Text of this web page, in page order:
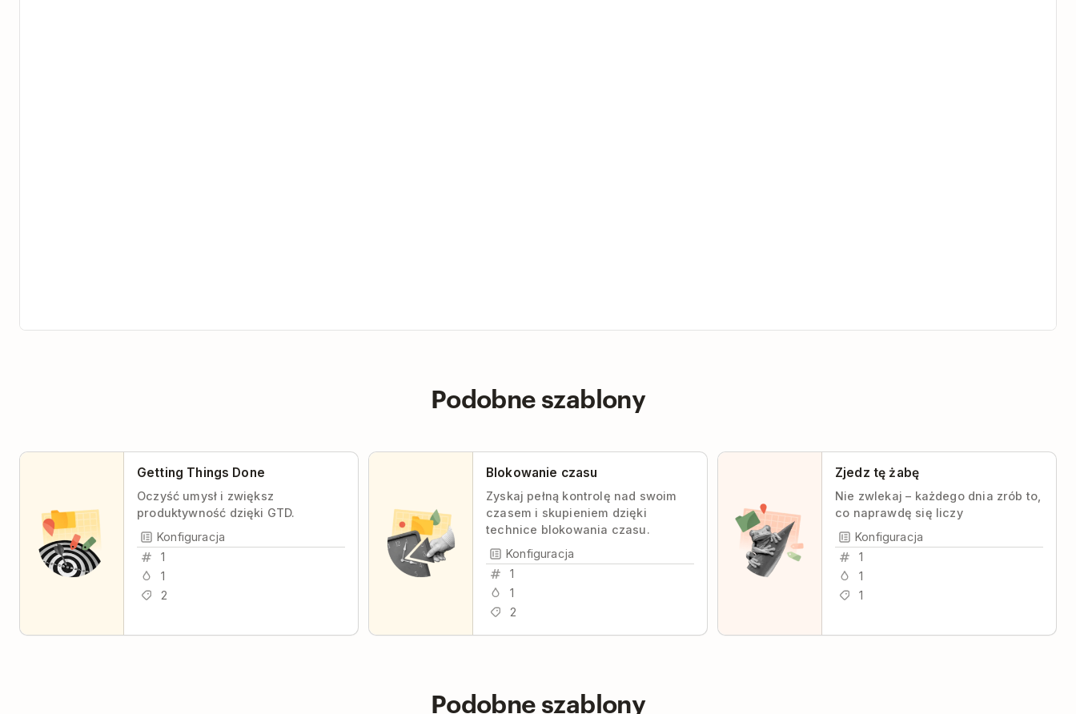
Podobne szablony
Getting Things Done
Oczyść umysł i zwiększ
produktywność dzięki GTD.
Konfiguracja
1
1
2
Blokowanie czasu
Zyskaj pełną kontrolę nad swoim
czasem i skupieniem dzięki
technice blokowania czasu.
Konfiguracja
1
1
2
Zjedz tę żabę
Nie zwlekaj – każdego dnia zrób to,
co naprawdę się liczy
Konfiguracja
1
1
1
Podobne szablony